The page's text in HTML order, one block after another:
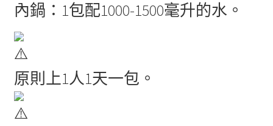
內鍋：1包配1000-1500毫升的水。
原則上1人1天一包。